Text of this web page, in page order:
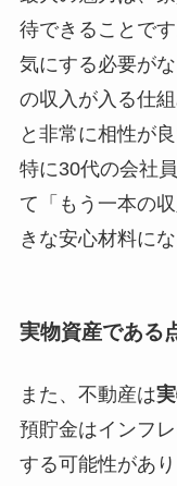
待できることで
気にする必要が
の収入が入る仕
と非常に相性が
特に30代の会社
て「もう一本の
きな安心材料にな
実物資産である
また、不動産は
預貯金はインフ
する可能性があ